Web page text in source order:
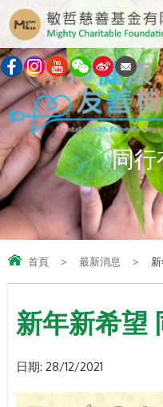
同行
首頁 > 最新消息 >
新年新希望
日期: 28/12/2021